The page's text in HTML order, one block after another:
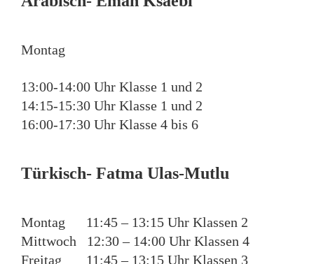
Montag
13:00-14:00 Uhr Klasse 1 und 2
14:15-15:30 Uhr Klasse 1 und 2
16:00-17:30 Uhr Klasse 4 bis 6
Türkisch- Fatma Ulas-Mutlu
Montag 11:45 – 13:15 Uhr Klassen 2
Mittwoch 12:30 – 14:00 Uhr Klassen 4
Freitag 11:45 – 13:15 Uhr Klassen 3